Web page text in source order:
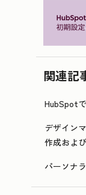
関連記
HubSpot
デザイン
作成およ
パーソナ